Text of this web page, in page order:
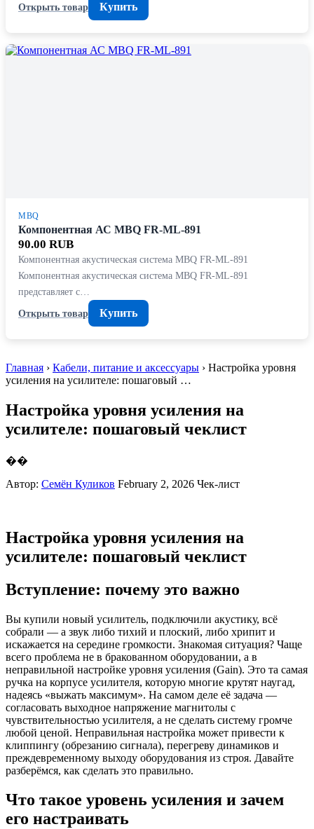
Открыть товар
Купить
MBQ
Компонентная АС MBQ FR-ML-891
90.00 RUB
Компонентная акустическая система MBQ FR-ML-891
Компонентная акустическая система MBQ FR-ML-891
представляет с…
Открыть товар
Купить
Главная › Кабели, питание и аксессуары › Настройка уровня
усиления на усилителе: пошаговый …
Настройка уровня усиления на
усилителе: пошаговый чеклист
��
Автор: Семён Куликов February 2, 2026 Чек-лист
Настройка уровня усиления на
усилителе: пошаговый чеклист
Вступление: почему это важно
Вы купили новый усилитель, подключили акустику, всё
собрали — а звук либо тихий и плоский, либо хрипит и
искажается на середине громкости. Знакомая ситуация? Чаще
всего проблема не в бракованном оборудовании, а в
неправильной настройке уровня усиления (Gain). Это та самая
ручка на корпусе усилителя, которую многие крутят наугад,
надеясь «выжать максимум». На самом деле её задача —
согласовать выходное напряжение магнитолы с
чувствительностью усилителя, а не сделать систему громче
любой ценой. Неправильная настройка может привести к
клиппингу (обрезанию сигнала), перегреву динамиков и
преждевременному выходу оборудования из строя. Давайте
разберёмся, как сделать это правильно.
Что такое уровень усиления и зачем
его настраивать